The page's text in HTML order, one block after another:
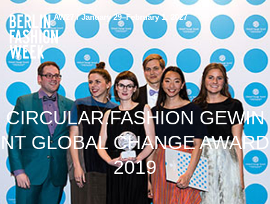
AW27 / January 29–February 1, 2027
CIRCULAR.FASHION GEWIN
NT GLOBAL CHANGE AWARD
2019